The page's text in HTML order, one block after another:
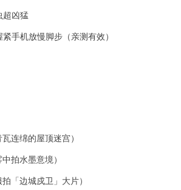
超凶猛
紧手机放慢脚步（亲测有效）
连绵的屋顶迷宫）
拍水墨意境）
「边城戍卫」大片）